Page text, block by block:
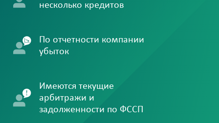
несколько кредитов
По отчетности компании
убыток
Имеются текущие
арбитражи и
задолженности по ФССП